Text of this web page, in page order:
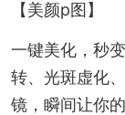
【美颜p图】
一键美化，秒
转、光斑虚化
镜，瞬间让你